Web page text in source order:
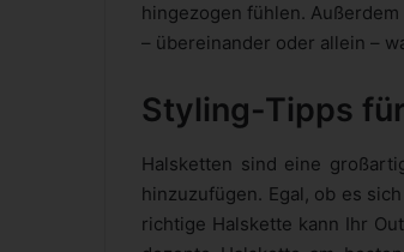
hingezogen fühlen.
– übereinander oder allein –
Styling-Tipps
Halsketten sind eine
hinzuzufügen. Egal, ob es
richtige Halskette kann Ihr